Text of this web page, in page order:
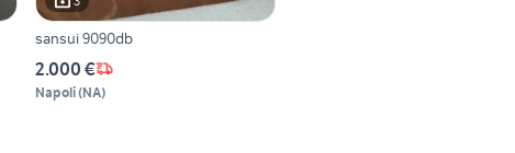
sansui 9090db
2.000 €
Napoli(NA)